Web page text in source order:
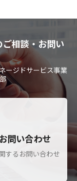
相談・お問い
ージドサービス事業
問い合わせ
するお問い合わせ